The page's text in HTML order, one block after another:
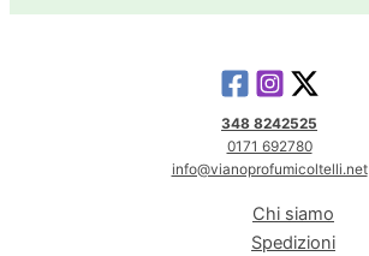
348 8242525
0171 692780
info@vianoprofumicoltelli.net
Chi siamo
Spedizioni